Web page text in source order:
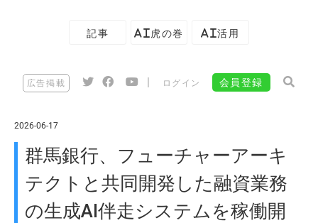
記事 AI虎の巻 AI活用
広告掲載 ログイン 会員登録
2026-06-17
群馬銀行、フューチャーアーキ
テクトと共同開発した融資業務
の生成AI伴走システムを稼働開